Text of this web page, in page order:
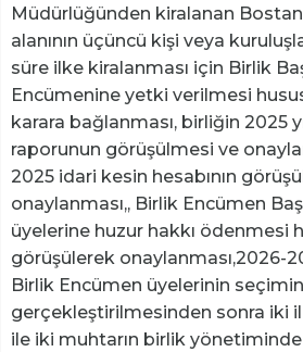
Müdürlüğünden kiralanan
alanının üçüncü kişi veya
süre ilke kiralanması için Birlik
Encümenine yetki verilmesi
karara bağlanması, birliğin 2025
raporunun görüşülmesi ve
2025 idari kesin hesabının
onaylanması,, Birlik Encümen
üyelerine huzur hakkı ödenmesi
görüşülerek onaylanması,2026-
Birlik Encümen üyelerinin
gerçekleştirilmesinden sonra iki
ile iki muhtarın birlik